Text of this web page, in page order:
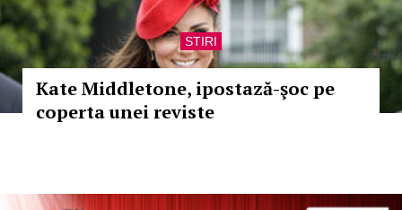
STIRI
Kate Middletone, ipostază-şoc pe
coperta unei reviste